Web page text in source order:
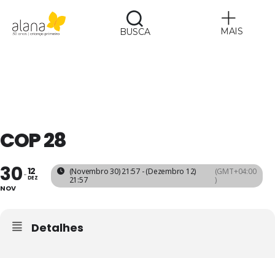
BUSCA MAIS
​COP 28
30
NOV
12
DEZ
(Novembro 30) 21:57 - (Dezembro 12)
21:57
(GMT+04:00
)
Detalhes